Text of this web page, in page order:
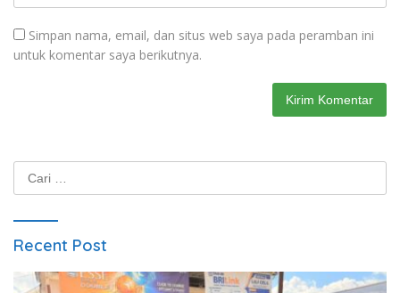
Simpan nama, email, dan situs web saya pada peramban ini
untuk komentar saya berikutnya.
Cari
untuk:
Recent Post